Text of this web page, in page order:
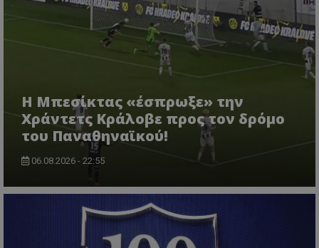
Η Μπεσίκτας «έσπρωξε» την
Χράντετς Κράλοβε προς τον δρόμο
του Παναθηναϊκού!
06.08.2026 - 22:55